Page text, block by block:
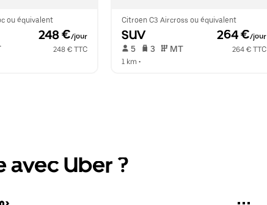
ou équivalent
248 €/jour
248 € TTC
Citroen C3 Aircross ou équivalent
SUV 264 €/jour
5 3 MT
264 € TTC
1 km •
avec Uber ?